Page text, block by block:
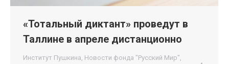
«Тотальный диктант» проведут в
Таллине в апреле дистанционно
Институт Пушкина Новости фонда "Русский Мир"